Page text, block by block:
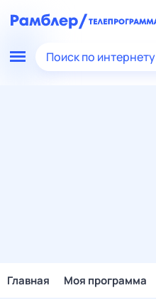
Поиск по интернету
Главная Моя программа